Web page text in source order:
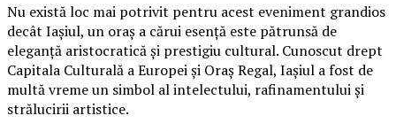
Nu există loc mai potrivit pentru acest eveniment grandios
decât Iașiul, un oraș a cărui esență este pătrunsă de
eleganță aristocratică și prestigiu cultural. Cunoscut drept
Capitala Culturală a Europei și Oraș Regal, Iașiul a fost de
multă vreme un simbol al intelectului, rafinamentului și
strălucirii artistice.